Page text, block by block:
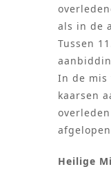
als in de
Tussen
In de mis
kaarsen
Heilige